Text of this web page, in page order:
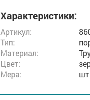
Характеристики:
Артикул:
Тип:
Материал:
Цвет:
Мера:
шт